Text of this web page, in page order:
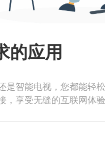
的应用
智能电视，您都能轻松
享受无缝的互联网体验